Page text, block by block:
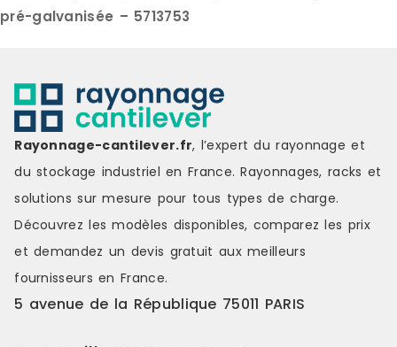
Couleur : silver Matière : metal
pré-galvanisée – 5713753
Rayonnage-cantilever.fr, l’expert du rayonnage et
du stockage industriel en France. Rayonnages, racks et
solutions sur mesure pour tous types de charge.
Découvrez les modèles disponibles, comparez les prix
et demandez un devis gratuit aux meilleurs
fournisseurs en France.
5 avenue de la République 75011 PARIS